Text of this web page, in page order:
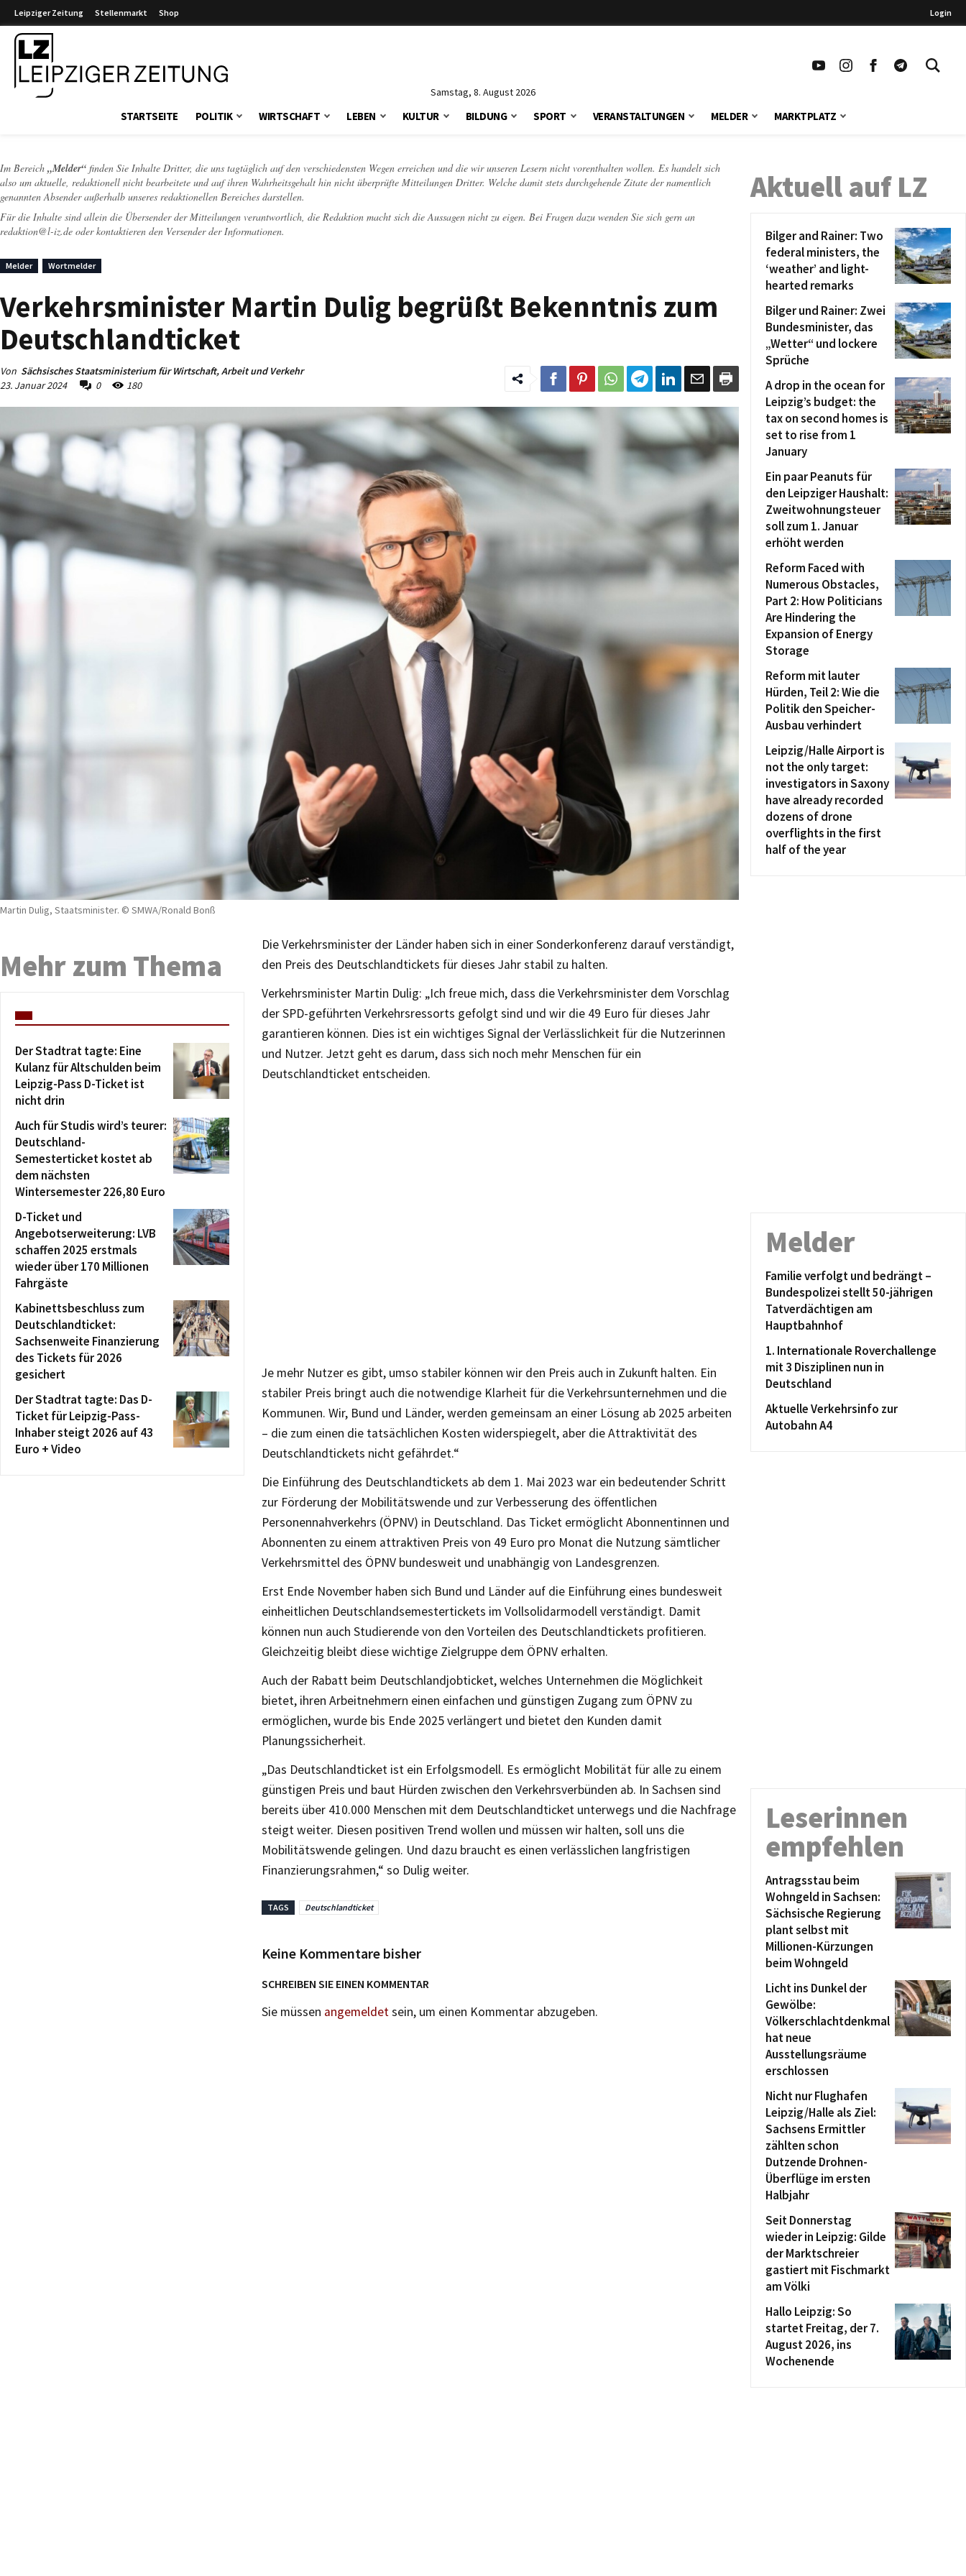
Leipziger Zeitung Stellenmarkt Shop Login
Samstag, 8. August 2026
STARTSEITE POLITIK WIRTSCHAFT LEBEN KULTUR BILDUNG SPORT VERANSTALTUNGEN MELDER MARKTPLATZ
Im Bereich „Melder“ finden Sie Inhalte Dritter, die uns tagtäglich auf den verschiedensten Wegen erreichen und die wir unseren Lesern nicht vorenthalten wollen. Es handelt sich
also um aktuelle, redaktionell nicht bearbeitete und auf ihren Wahrheitsgehalt hin nicht überprüfte Mitteilungen Dritter. Welche damit stets durchgehende Zitate der namentlich
genannten Absender außerhalb unseres redaktionellen Bereiches darstellen.
Für die Inhalte sind allein die Übersender der Mitteilungen verantwortlich, die Redaktion macht sich die Aussagen nicht zu eigen. Bei Fragen dazu wenden Sie sich gern an
redaktion@l-iz.de oder kontaktieren den Versender der Informationen.
Melder Wortmelder
Verkehrsminister Martin Dulig begrüßt Bekenntnis zum
Deutschlandticket
Von Sächsisches Staatsministerium für Wirtschaft, Arbeit und Verkehr
23. Januar 2024
0 180
Martin Dulig, Staatsminister. © SMWA/Ronald Bonß
Die Verkehrsminister der Länder haben sich in einer Sonderkonferenz darauf verständigt,
den Preis des Deutschlandtickets für dieses Jahr stabil zu halten.
Verkehrsminister Martin Dulig: „Ich freue mich, dass die Verkehrsminister dem Vorschlag
der SPD-geführten Verkehrsressorts gefolgt sind und wir die 49 Euro für dieses Jahr
garantieren können. Dies ist ein wichtiges Signal der Verlässlichkeit für die Nutzerinnen
und Nutzer. Jetzt geht es darum, dass sich noch mehr Menschen für ein
Deutschlandticket entscheiden.
Je mehr Nutzer es gibt, umso stabiler können wir den Preis auch in Zukunft halten. Ein
stabiler Preis bringt auch die notwendige Klarheit für die Verkehrsunternehmen und die
Kommunen. Wir, Bund und Länder, werden gemeinsam an einer Lösung ab 2025 arbeiten
– die zum einen die tatsächlichen Kosten widerspiegelt, aber die Attraktivität des
Deutschlandtickets nicht gefährdet.“
Die Einführung des Deutschlandtickets ab dem 1. Mai 2023 war ein bedeutender Schritt
zur Förderung der Mobilitätswende und zur Verbesserung des öffentlichen
Personennahverkehrs (ÖPNV) in Deutschland. Das Ticket ermöglicht Abonnentinnen und
Abonnenten zu einem attraktiven Preis von 49 Euro pro Monat die Nutzung sämtlicher
Verkehrsmittel des ÖPNV bundesweit und unabhängig von Landesgrenzen.
Erst Ende November haben sich Bund und Länder auf die Einführung eines bundesweit
einheitlichen Deutschlandsemestertickets im Vollsolidarmodell verständigt. Damit
können nun auch Studierende von den Vorteilen des Deutschlandtickets profitieren.
Gleichzeitig bleibt diese wichtige Zielgruppe dem ÖPNV erhalten.
Auch der Rabatt beim Deutschlandjobticket, welches Unternehmen die Möglichkeit
bietet, ihren Arbeitnehmern einen einfachen und günstigen Zugang zum ÖPNV zu
ermöglichen, wurde bis Ende 2025 verlängert und bietet den Kunden damit
Planungssicherheit.
„Das Deutschlandticket ist ein Erfolgsmodell. Es ermöglicht Mobilität für alle zu einem
günstigen Preis und baut Hürden zwischen den Verkehrsverbünden ab. In Sachsen sind
bereits über 410.000 Menschen mit dem Deutschlandticket unterwegs und die Nachfrage
steigt weiter. Diesen positiven Trend wollen und müssen wir halten, soll uns die
Mobilitätswende gelingen. Und dazu braucht es einen verlässlichen langfristigen
Finanzierungsrahmen,“ so Dulig weiter.
TAGS Deutschlandticket
Keine Kommentare bisher
SCHREIBEN SIE EINEN KOMMENTAR
Sie müssen angemeldetsein, um einen Kommentar abzugeben.
Mehr zum Thema
Der Stadtrat tagte: Eine
Kulanz für Altschulden beim
Leipzig-Pass D-Ticket ist
nicht drin
Auch für Studis wird’s teurer:
Deutschland-
Semesterticket kostet ab
dem nächsten
Wintersemester 226,80 Euro
D-Ticket und
Angebotserweiterung: LVB
schaffen 2025 erstmals
wieder über 170 Millionen
Fahrgäste
Kabinettsbeschluss zum
Deutschlandticket:
Sachsenweite Finanzierung
des Tickets für 2026
gesichert
Der Stadtrat tagte: Das D-
Ticket für Leipzig-Pass-
Inhaber steigt 2026 auf 43
Euro + Video
Aktuell auf LZ
Bilger and Rainer: Two
federal ministers, the
‘weather’ and light-
hearted remarks
Bilger und Rainer: Zwei
Bundesminister, das
„Wetter“ und lockere
Sprüche
A drop in the ocean for
Leipzig’s budget: the
tax on second homes is
set to rise from 1
January
Ein paar Peanuts für
den Leipziger Haushalt:
Zweitwohnungsteuer
soll zum 1. Januar
erhöht werden
Reform Faced with
Numerous Obstacles,
Part 2: How Politicians
Are Hindering the
Expansion of Energy
Storage
Reform mit lauter
Hürden, Teil 2: Wie die
Politik den Speicher-
Ausbau verhindert
Leipzig/Halle Airport is
not the only target:
investigators in Saxony
have already recorded
dozens of drone
overflights in the first
half of the year
Melder
Familie verfolgt und bedrängt –
Bundespolizei stellt 50-jährigen
Tatverdächtigen am
Hauptbahnhof
1. Internationale Roverchallenge
mit 3 Disziplinen nun in
Deutschland
Aktuelle Verkehrsinfo zur
Autobahn A4
Leserinnen
empfehlen
Antragsstau beim
Wohngeld in Sachsen:
Sächsische Regierung
plant selbst mit
Millionen-Kürzungen
beim Wohngeld
Licht ins Dunkel der
Gewölbe:
Völkerschlachtdenkmal
hat neue
Ausstellungsräume
erschlossen
Nicht nur Flughafen
Leipzig/Halle als Ziel:
Sachsens Ermittler
zählten schon
Dutzende Drohnen-
Überflüge im ersten
Halbjahr
Seit Donnerstag
wieder in Leipzig: Gilde
der Marktschreier
gastiert mit Fischmarkt
am Völki
Hallo Leipzig: So
startet Freitag, der 7.
August 2026, ins
Wochenende